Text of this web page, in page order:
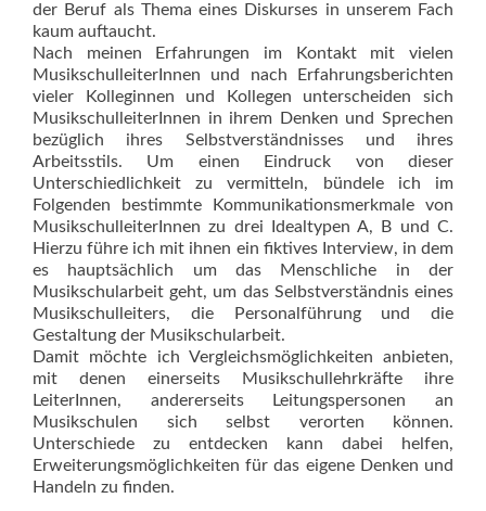
der Beruf als Thema eines Diskurses in unserem Fach
kaum auftaucht.
Nach meinen Erfahrungen im Kontakt mit vielen
MusikschulleiterInnen und nach Erfahrungsberichten
vieler Kolleginnen und Kollegen unterscheiden sich
MusikschulleiterInnen in ihrem Denken und Sprechen
bezüglich ihres Selbstverständnisses und ihres
Arbeitsstils. Um einen Eindruck von dieser
Unterschiedlichkeit zu vermitteln, bündele ich im
Folgenden bestimmte Kommunikationsmerkmale von
MusikschulleiterInnen zu drei Ideal­typen A, B und C.
Hierzu führe ich mit ihnen ein fiktives Interview, in dem
es hauptsächlich um das Menschliche in der
Musikschularbeit geht, um das Selbstverständnis eines
Musikschulleiters, die Personalführung und die
Gestaltung der Musikschularbeit.
Damit möchte ich Vergleichsmöglichkeiten anbieten,
mit denen einerseits Musikschullehrkräfte ihre
LeiterInnen, andererseits Leitungspersonen an
Musikschulen sich selbst verorten können.
Unterschiede zu entdecken kann dabei helfen,
Erweiterungsmöglichkeiten für das eigene Denken und
Handeln zu finden.